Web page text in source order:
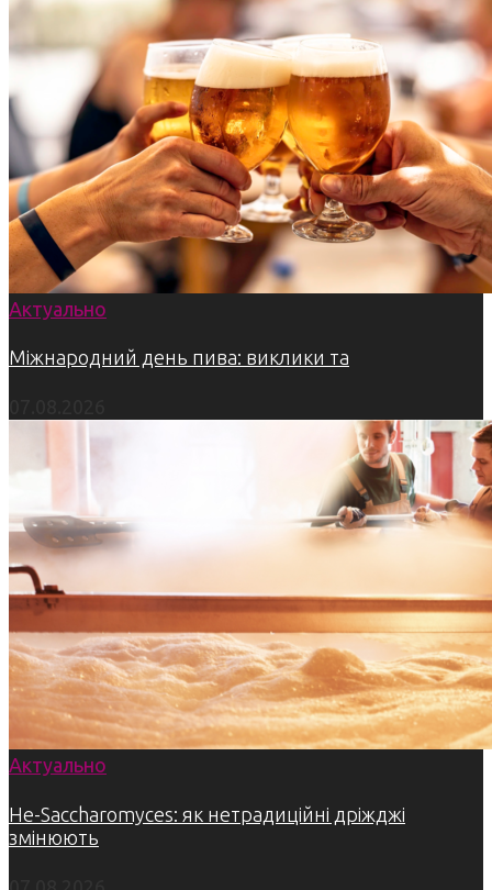
Актуально
Міжнародний день пива: виклики та
Актуально
Не-Saccharomyces: як нетрадиційні дріжджі
змінюють